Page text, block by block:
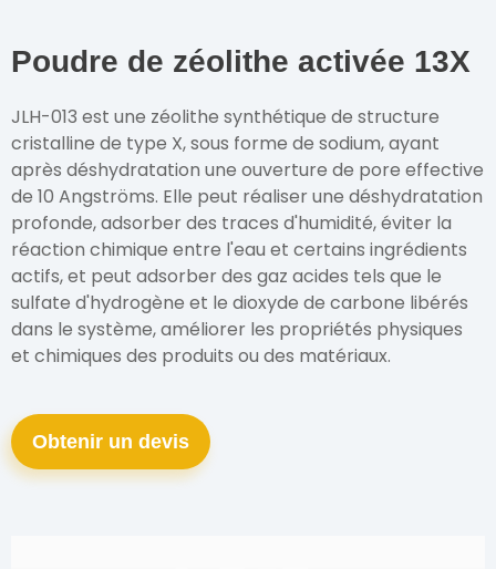
Poudre de zéolithe activée 13X
JLH-013 est une zéolithe synthétique de structure
cristalline de type X, sous forme de sodium, ayant
après déshydratation une ouverture de pore effective
de 10 Angströms. Elle peut réaliser une déshydratation
profonde, adsorber des traces d'humidité, éviter la
réaction chimique entre l'eau et certains ingrédients
actifs, et peut adsorber des gaz acides tels que le
sulfate d'hydrogène et le dioxyde de carbone libérés
dans le système, améliorer les propriétés physiques
et chimiques des produits ou des matériaux.
Obtenir un devis